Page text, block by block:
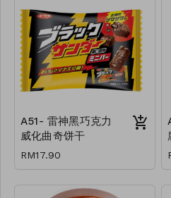
A51- 雷神黑巧克力
威化曲奇饼干
RM17.90